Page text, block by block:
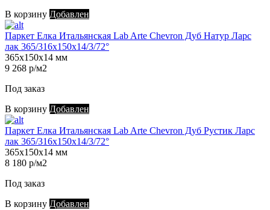
В корзину Добавлен
Паркет Елка Итальянская Lab Arte Chevron Дуб Натур Ларс
лак 365/316х150х14/3/72°
365х150х14 мм
9 268 р/м2
Под заказ
В корзину Добавлен
Паркет Елка Итальянская Lab Arte Chevron Дуб Рустик Ларс
лак 365/316х150х14/3/72°
365х150х14 мм
8 180 р/м2
Под заказ
В корзину Добавлен